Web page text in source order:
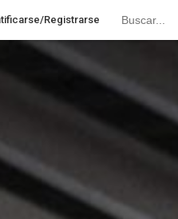
Registrarse